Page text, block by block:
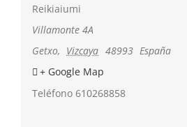
Reikiaiumi
Villamonte 4A
Getxo, Vizcaya 48993 España
+ Google Map
Teléfono 610268858